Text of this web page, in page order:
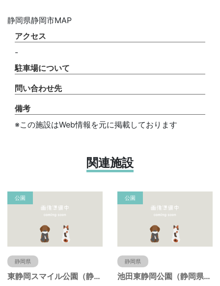
静岡県静岡市MAP
アクセス
-
駐車場について
問い合わせ先
備考
※この施設はWeb情報を元に掲載しております
関連施設
公園
静岡県
東静岡スマイル公園（静岡県静岡市）
公園
静岡県
池田東静岡公園（静岡県静岡市）